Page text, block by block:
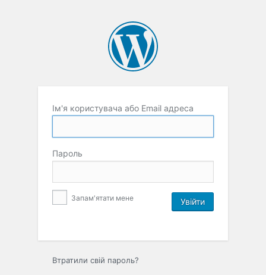
Ім'я користувача або Email адреса
Пароль
Запам'ятати мене
Втратили свій пароль?